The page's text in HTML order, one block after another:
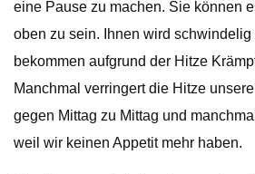
eine Pause zu machen. Sie können
oben zu sein. Ihnen wird
bekommen aufgrund der Hitze
Manchmal verringert die Hitze
gegen Mittag zu Mittag und
weil wir keinen Appetit mehr haben.